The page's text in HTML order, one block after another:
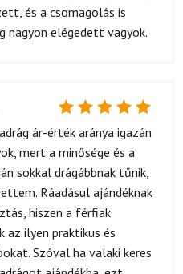
Értékelés:
/ 5
és a csomagolás is
nagyon elégedett vagyok.
Értékelés:
/ 5
ár-érték aránya igazán
mert a minősége és a
sokkal drágábbnak tűnik,
Ráadásul ajándéknak
hiszen a férfiak
ilyen praktikus és
Szóval ha valaki keres